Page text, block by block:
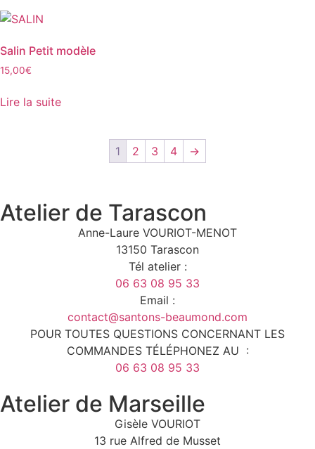
Salin Petit modèle
15,00€
Lire la suite
1 2 3 4 →
Atelier de Tarascon
Anne-Laure VOURIOT-MENOT
13150 Tarascon
Tél atelier :
06 63 08 95 33
Email :
contact@santons-beaumond.com
POUR TOUTES QUESTIONS CONCERNANT LES
COMMANDES TÉLÉPHONEZ AU :
06 63 08 95 33
Atelier de Marseille
Gisèle VOURIOT
13 rue Alfred de Musset